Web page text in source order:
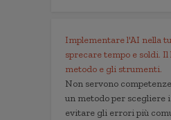
Implementare l'AI nella
sprecare tempo e soldi.
metodo e gli strumenti.
Non servono
un metodo per scegliere
evitare gli errori più